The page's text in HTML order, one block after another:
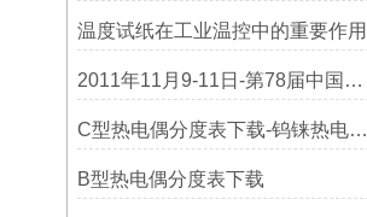
温度试纸在工业温控中的重要作用
2011年11月9-11日-第78届中国电子展
C型热电偶分度表下载-钨铼热电偶分度表
B型热电偶分度表下载